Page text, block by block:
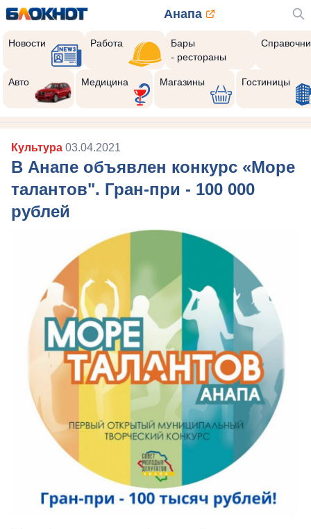
Анапа
Новости Работа
Бары
- рестораны
Авто Медицина Магазины Гостиницы
Культура 03.04.2021
В Анапе объявлен конкурс «Море
талантов". Гран-при - 100 000
рублей